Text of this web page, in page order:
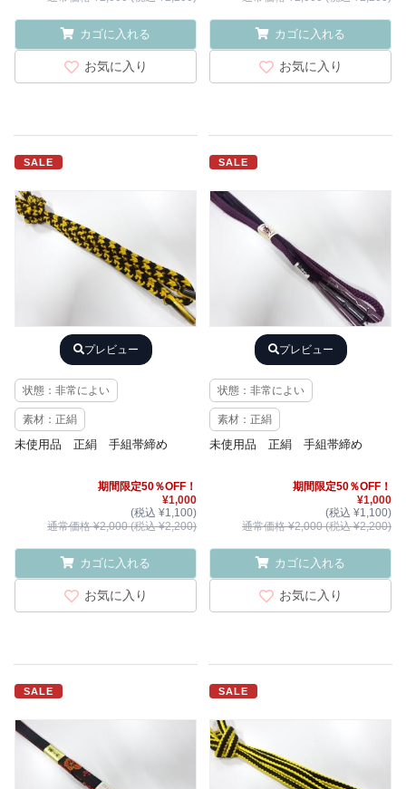
カゴに入れる
お気に入り
カゴに入れる
お気に入り
SALE
プレビュー
状態：非常によい
素材：正絹
未使用品 正絹 手組帯締め
期間限定50％OFF！
¥1,000
(税込 ¥1,100)
通常価格 ¥2,000 (税込 ¥2,200)
カゴに入れる
お気に入り
SALE
プレビュー
状態：非常によい
素材：正絹
未使用品 正絹 手組帯締め
期間限定50％OFF！
¥1,000
(税込 ¥1,100)
通常価格 ¥2,000 (税込 ¥2,200)
カゴに入れる
お気に入り
SALE SALE